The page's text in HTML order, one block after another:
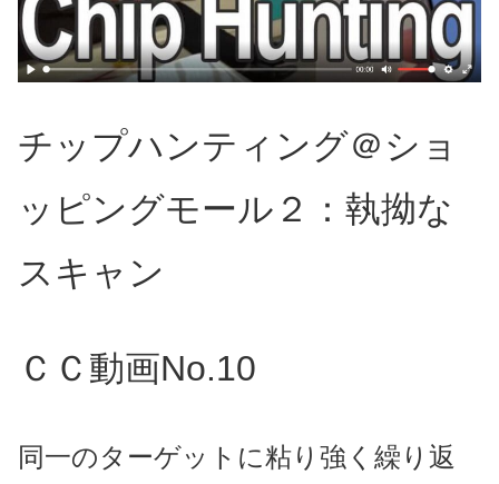
チップハンティング＠ショ
ッピングモール２：執拗な
スキャン
ＣＣ動画No.10
同一のターゲットに粘り強く繰り返